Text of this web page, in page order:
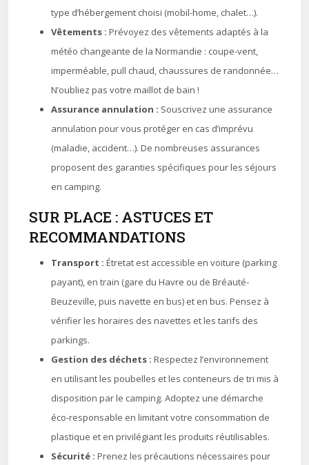
type d’hébergement choisi (mobil-home, chalet…).
Vêtements : Prévoyez des vêtements adaptés à la
météo changeante de la Normandie : coupe-vent,
imperméable, pull chaud, chaussures de randonnée…
N’oubliez pas votre maillot de bain !
Assurance annulation : Souscrivez une assurance
annulation pour vous protéger en cas d’imprévu
(maladie, accident…). De nombreuses assurances
proposent des garanties spécifiques pour les séjours
en camping.
SUR PLACE : ASTUCES ET
RECOMMANDATIONS
Transport : Étretat est accessible en voiture (parking
payant), en train (gare du Havre ou de Bréauté-
Beuzeville, puis navette en bus) et en bus. Pensez à
vérifier les horaires des navettes et les tarifs des
parkings.
Gestion des déchets : Respectez l’environnement
en utilisant les poubelles et les conteneurs de tri mis à
disposition par le camping. Adoptez une démarche
éco-responsable en limitant votre consommation de
plastique et en privilégiant les produits réutilisables.
Sécurité : Prenez les précautions nécessaires pour